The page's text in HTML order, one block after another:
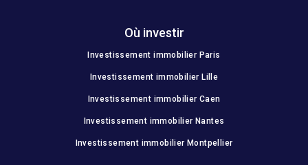
Où investir
Investissement immobilier Paris
Investissement immobilier Lille
Investissement immobilier Caen
Investissement immobilier Nantes
Investissement immobilier Montpellier